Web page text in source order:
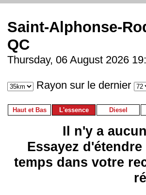
Saint-Alphonse-
QC
Thursday, 06 August 2026
Rayon sur le dernier
Haut et Bas L'essence Diesel
Il n'y a
Essayez
temps dans votre